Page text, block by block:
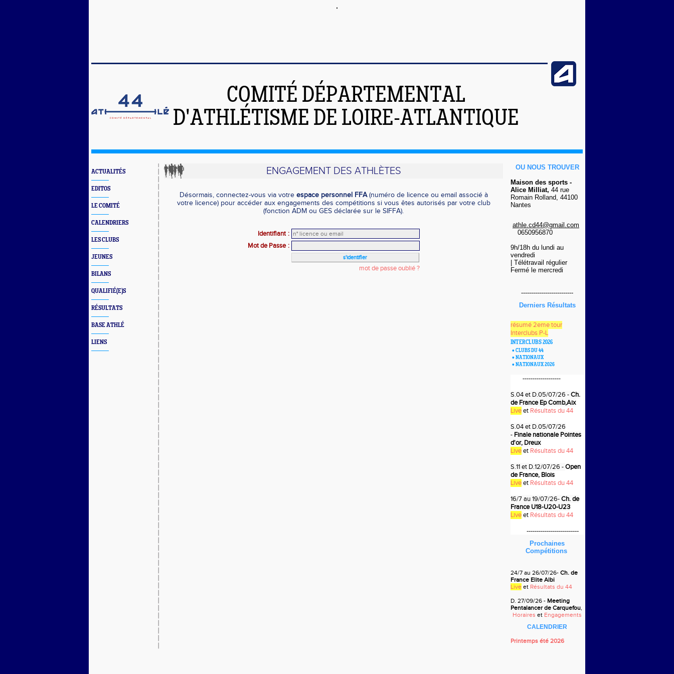
COMITÉ DÉPARTEMENTAL
D'ATHLÉTISME DE LOIRE-ATLANTIQUE
ACTUALITÉS
EDITOS
LE COMITÉ
CALENDRIERS
LES CLUBS
JEUNES
BILANS
QUALIFIÉ(E)S
RÉSULTATS
BASE ATHLÉ
LIENS
ENGAGEMENT DES ATHLÈTES
Désormais, connectez-vous via votre espace personnel FFA(numéro de licence ou email associé à
votre licence) pour accéder aux engagements des compétitions si vous êtes autorisés par votre club
(fonction ADM ou GES déclarée sur le SIFFA).
Identifiant :
Mot de Passe :
mot de passe oublié ?
OU NOUS TROUVER
Maison des sports -
Alice Milliat, 44 rue
Romain Rolland, 44100
Nantes
athle.cd44@gmail.com
0650956870
9h/18h du lundi au
vendredi
| Télétravail régulier
Fermé le mercredi
--------------------------
Derniers Résultats
résumé 2eme tour
Interclubs P-L
INTERCLUBS 2026
•CLUBS DU 44
•NATIONAUX
•NATIONAUX 2026
-------------------
S.04 et D.05/07/26 -Ch.
de France Ep Comb,Aix
Liveet Résultats du 44
S.04 et D.05/07/26
- Finale nationale Pointes
d'or, Dreux
Liveet Résultats du 44
S.11 et D.12/07/26 -Open
de France, Blois
Liveet Résultats du 44
16/7 au 19/07/26-Ch. de
France U18-U20-U23
Liveet Résultats du 44
--------------------------
Prochaines
Compétitions
24/7 au 26/07/26- Ch. de
France Elite Albi
Live et Résultats du 44
D. 27/09/26 - Meeting
Pentalancer de Carquefou,
Horaires et Engagements
CALENDRIER
Printemps été 2026